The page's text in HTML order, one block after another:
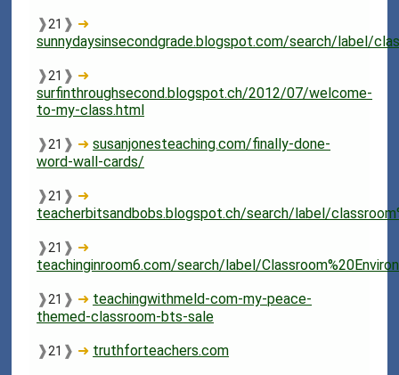
❱21 ❱ ➜
sunnydaysinsecondgrade.blogspot.com/search/label/
❱21 ❱ ➜
surfinthroughsecond.blogspot.ch/2012/07/welcome-
to-my-class.html
❱21 ❱ ➜susanjonesteaching.com/finally-done-
word-wall-cards/
❱21 ❱ ➜
teacherbitsandbobs.blogspot.ch/search/label/
❱21 ❱ ➜
teachinginroom6.com/search/label/
❱21 ❱ ➜ teachingwithmeld-com-my-peace-
themed-classroom-bts-sale
❱21 ❱ ➜ truthforteachers.com